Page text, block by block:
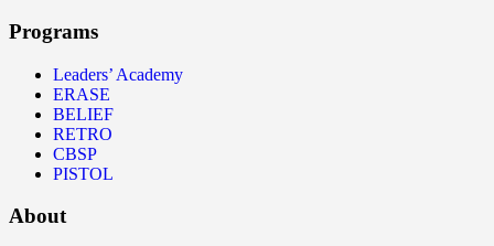
Programs
Leaders’ Academy
ERASE
BELIEF
RETRO
CBSP
PISTOL
About